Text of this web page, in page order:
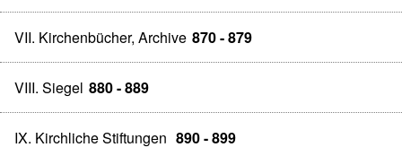
VII. Kirchenbücher, Archive 870 - 879
VIII. Siegel 880 - 889
IX. Kirchliche Stiftungen 890 - 899